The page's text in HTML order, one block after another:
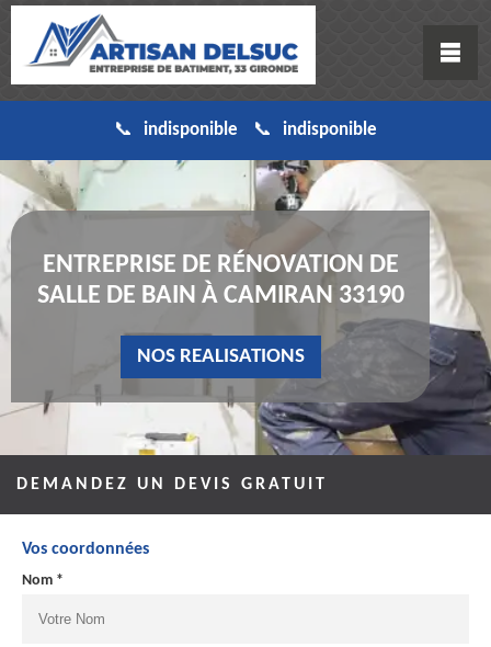
indisponible indisponible
ENTREPRISE DE RÉNOVATION DE
SALLE DE BAIN À CAMIRAN 33190
NOS REALISATIONS
DEMANDEZ UN DEVIS GRATUIT
Vos coordonnées
Nom *